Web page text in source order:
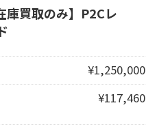
庫買取のみ】P2Cレ
¥1,250,000
¥117,460